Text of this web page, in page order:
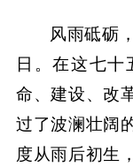
风雨砥砺
日。在这七
命、建设、改
过了波澜壮阔
度从雨后初生